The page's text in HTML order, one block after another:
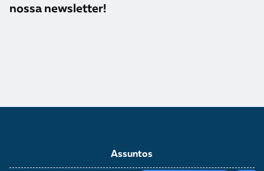
nossa newsletter!
Assuntos